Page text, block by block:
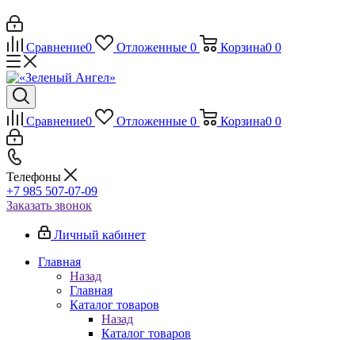
Сравнение0 Отложенные 0 Корзина0 0
Сравнение0 Отложенные 0 Корзина0 0
Телефоны
+7 985 507-07-09
Заказать звонок
Личный кабинет
Главная
Назад
Главная
Каталог товаров
Назад
Каталог товаров